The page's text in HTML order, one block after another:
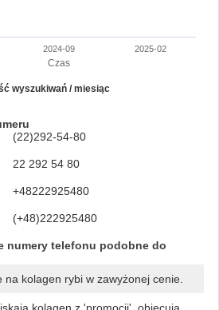
Czas
wyszukiwań / miesiąc
2024-09 2025-02
(22)292-54-80
22 292 54 80
+48222925480
(+48)222925480
numery telefonu podobne do
kolagen rybi w zawyżonej cenie.